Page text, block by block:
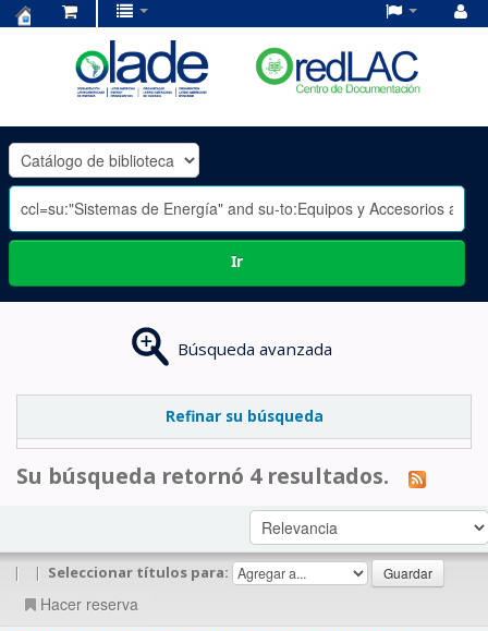
OLADE
-
Ir
Búsqueda avanzada
Refinar su búsqueda
Su búsqueda retornó 4 resultados.
| | Seleccionar títulos para:
Hacer reserva